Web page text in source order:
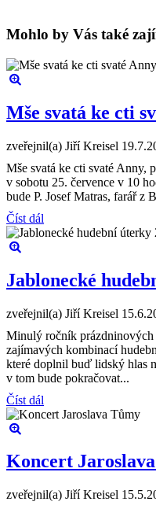
Mohlo by Vás také
Mše svatá ke cti
zveřejnil(a) Jiří Kreisel
Mše svatá ke cti svaté Anny,
v sobotu 25. července v 10
bude P. Josef Matras, farář z
Číst dál
Jablonecké
zveřejnil(a) Jiří Kreisel
Minulý ročník
zajímavých kombinací
které doplnil buď lidský hlas
v tom bude pokračovat...
Číst dál
Koncert
zveřejnil(a) Jiří Kreisel